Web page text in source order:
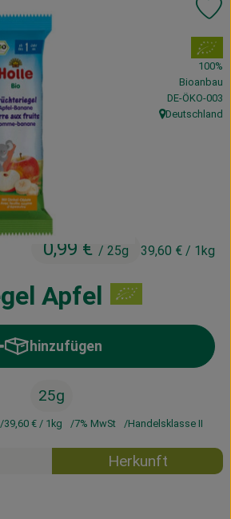
Apfel
0,99 € / 25g 39,60 € / 1kg
, Verband:
100%
Bioanbau
,DE-ÖKO-003
, Herkunft:
Deutschland
hinzufügen
Produkt zum Warenkorb
25g
39,60 €/ 1kg 7% MwSt Handelsklasse II
Herkunft